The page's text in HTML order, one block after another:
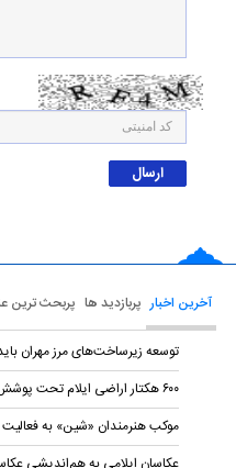
آخرین اخبار پربازدید ها پربحث ترین
توسعه زیرساخت‌های مرز مهران باید متناسب با
۶۰۰ هکتار اراضی ایلام تحت پوشش آبیاری نوین قرار می‌گیرد
موکب هنرمندان «شین» به فعالیت
عکاسان ایلامی به هم‌اندیشی